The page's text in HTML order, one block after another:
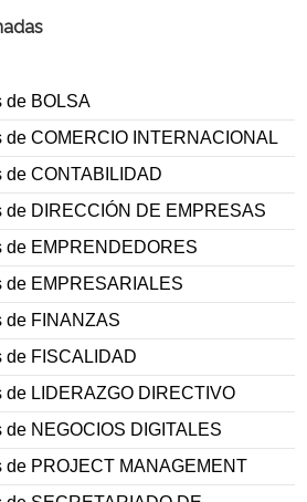
de BOLSA
de COMERCIO INTERNACIONAL
de CONTABILIDAD
de DIRECCIÓN DE EMPRESAS
de EMPRENDEDORES
de EMPRESARIALES
de FINANZAS
de FISCALIDAD
de LIDERAZGO DIRECTIVO
de NEGOCIOS DIGITALES
de PROJECT MANAGEMENT